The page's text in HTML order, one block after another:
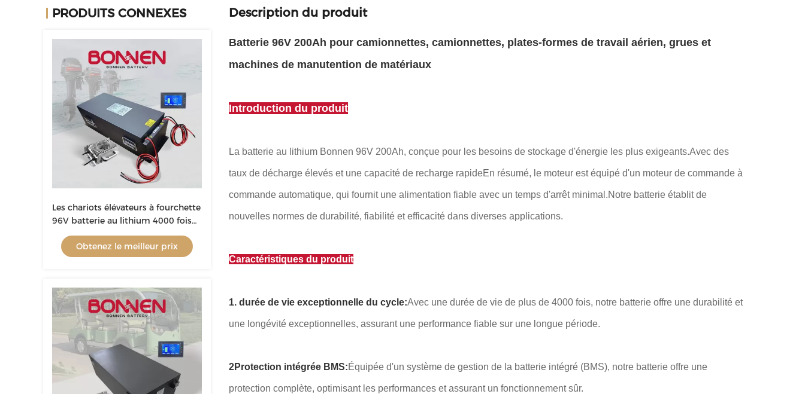
PRODUITS CONNEXES
Les chariots élévateurs à fourchette
96V batterie au lithium 4000 fois
batterie moteur de bateau
électrique pour voitures
touristiques, RV
Obtenez le meilleur prix
Description du produit
Batterie 96V 200Ah pour camionnettes, camionnettes, plates-formes de travail aérien, grues et
machines de manutention de matériaux
Introduction du produit
La batterie au lithium Bonnen 96V 200Ah, conçue pour les besoins de stockage d'énergie les plus exigeants.Avec des
taux de décharge élevés et une capacité de recharge rapideEn résumé, le moteur est équipé d'un moteur de commande à
commande automatique, qui fournit une alimentation fiable avec un temps d'arrêt minimal.Notre batterie établit de
nouvelles normes de durabilité, fiabilité et efficacité dans diverses applications.
Caractéristiques du produit
1. durée de vie exceptionnelle du cycle:Avec une durée de vie de plus de 4000 fois, notre batterie offre une durabilité et
une longévité exceptionnelles, assurant une performance fiable sur une longue période.
2Protection intégrée BMS:Équipée d'un système de gestion de la batterie intégré (BMS), notre batterie offre une
protection complète, optimisant les performances et assurant un fonctionnement sûr.